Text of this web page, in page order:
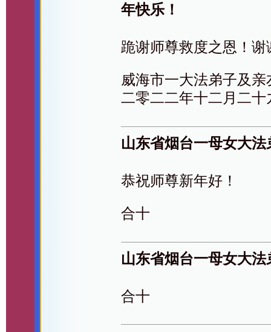
年快乐！
跪谢师尊救度之恩！谢
威海市一大法弟子及亲
二零二二年十二月二十
山东省烟台一母女大
恭祝师尊新年好！
合十
山东省烟台一母女大
合十